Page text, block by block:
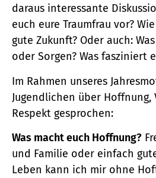
daraus interessante
euch eure Traumfrau vor?
gute Zukunft? Oder auch:
oder Sorgen? Was fasziniert
Im Rahmen unseres
Jugendlichen über Hoffnung,
Respekt gesprochen:
Was macht euch Hoffnung?
und Familie oder einfach
Leben kann ich mir ohne